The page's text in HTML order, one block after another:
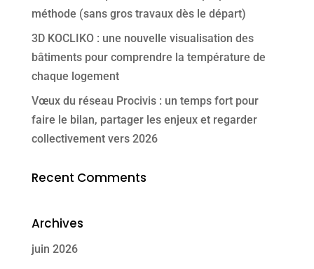
méthode (sans gros travaux dès le départ)
3D KOCLIKO : une nouvelle visualisation des
bâtiments pour comprendre la température de
chaque logement
Vœux du réseau Procivis : un temps fort pour
faire le bilan, partager les enjeux et regarder
collectivement vers 2026
Recent Comments
Archives
juin 2026